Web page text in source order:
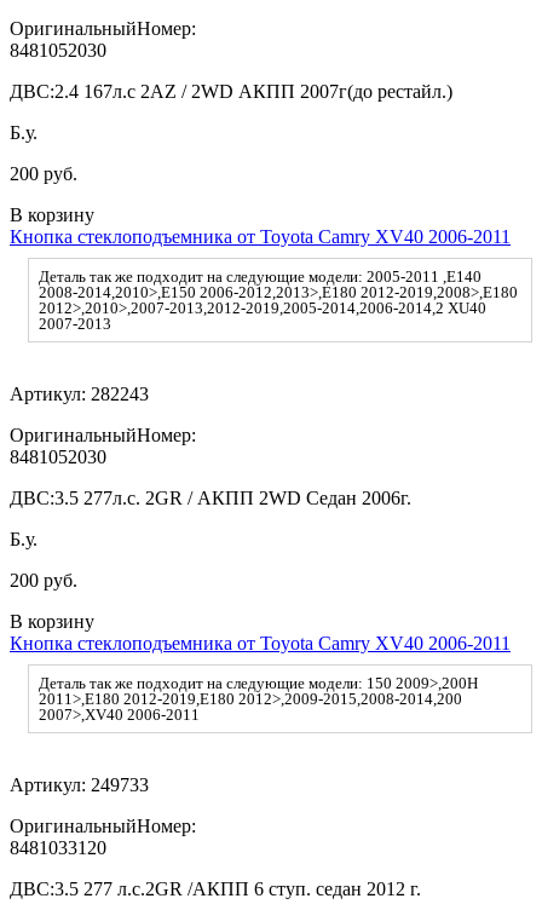
ОригинальныйНомер:
8481052030
ДВС:2.4 167л.с 2AZ / 2WD АКПП 2007г(до рестайл.)
Б.у.
200 руб.
В корзину
Кнопка стеклоподъемника от Toyota Camry XV40 2006-2011
Деталь так же подходит на следующие модели: 2005-2011 ,E140
2008-2014,2010>,E150 2006-2012,2013>,E180 2012-2019,2008>,E180
2012>,2010>,2007-2013,2012-2019,2005-2014,2006-2014,2 XU40
2007-2013
Артикул: 282243
ОригинальныйНомер:
8481052030
ДВС:3.5 277л.с. 2GR / АКПП 2WD Седан 2006г.
Б.у.
200 руб.
В корзину
Кнопка стеклоподъемника от Toyota Camry XV40 2006-2011
Деталь так же подходит на следующие модели: 150 2009>,200H
2011>,E180 2012-2019,E180 2012>,2009-2015,2008-2014,200
2007>,XV40 2006-2011
Артикул: 249733
ОригинальныйНомер:
8481033120
ДВС:3.5 277 л.с.2GR /АКПП 6 ступ. седан 2012 г.